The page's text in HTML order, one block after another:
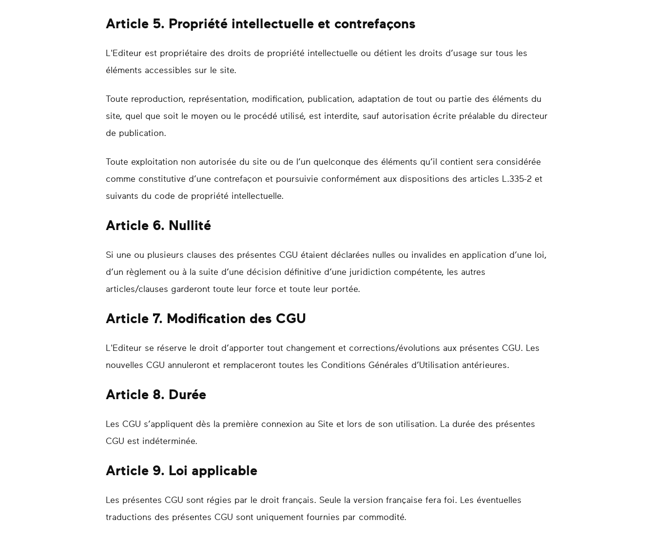
Article 5. Propriété intellectuelle et contrefaçons
L'Editeur est propriétaire des droits de propriété intellectuelle ou détient les droits d’usage sur tous les
éléments accessibles sur le site.
Toute reproduction, représentation, modification, publication, adaptation de tout ou partie des éléments du
site, quel que soit le moyen ou le procédé utilisé, est interdite, sauf autorisation écrite préalable du directeur
de publication.
Toute exploitation non autorisée du site ou de l’un quelconque des éléments qu’il contient sera considérée
comme constitutive d’une contrefaçon et poursuivie conformément aux dispositions des articles L.335-2 et
suivants du code de propriété intellectuelle.
Article 6. Nullité
Si une ou plusieurs clauses des présentes CGU étaient déclarées nulles ou invalides en application d’une loi,
d’un règlement ou à la suite d’une décision définitive d’une juridiction compétente, les autres
articles/clauses garderont toute leur force et toute leur portée.
Article 7. Modification des CGU
L'Editeur se réserve le droit d’apporter tout changement et corrections/évolutions aux présentes CGU. Les
nouvelles CGU annuleront et remplaceront toutes les Conditions Générales d’Utilisation antérieures.
Article 8. Durée
Les CGU s’appliquent dès la première connexion au Site et lors de son utilisation. La durée des présentes
CGU est indéterminée.
Article 9. Loi applicable
Les présentes CGU sont régies par le droit français. Seule la version française fera foi. Les éventuelles
traductions des présentes CGU sont uniquement fournies par commodité.